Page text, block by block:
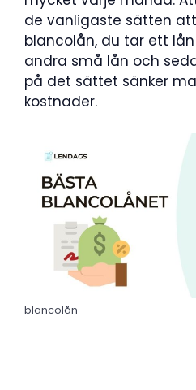
de vanligaste sätten
blancolån, du tar ett
andra små lån och
på det sättet sänker
kostnader.
blancolån